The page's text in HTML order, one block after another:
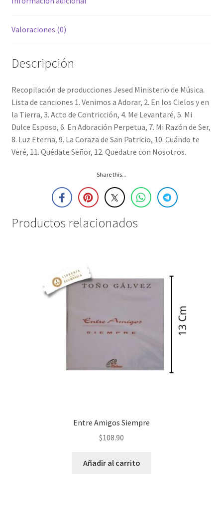
Valoraciones (0)
Descripción
Recopilación de producciones Jesed Ministerio de Música.
Lista de canciones 1. Venimos a Adorar, 2. En los Cielos y en
la Tierra, 3. Acto de Contricción, 4. Me Levantaré, 5. Mi
Dulce Esposo, 6. En Adoración Perpetua, 7. Mi Razón de Ser,
8. Luz Eterna, 9. La Coraza de San Patricio, 10. Cuándo te
Veré, 11. Quédate Señor, 12. Quedatre con Nosotros.
Share this...
Productos relacionados
Entre Amigos Siempre
$108.90
Añadir al carrito